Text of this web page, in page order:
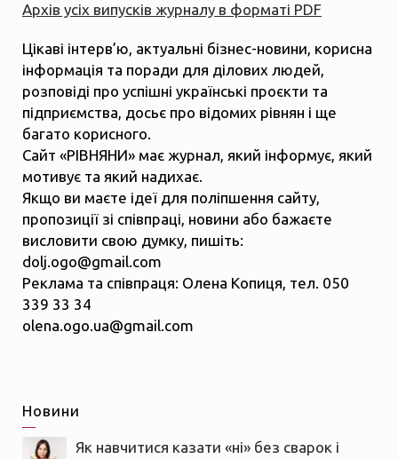
Архів усіх випусків журналу в форматі PDF
Цікаві інтерв’ю, актуальні бізнес-новини, корисна
інформація та поради для ділових людей,
розповіді про успішні українські проєкти та
підприємства, досьє про відомих рівнян і ще
багато корисного.
Сайт «РІВНЯНИ» має журнал, який інформує, який
мотивує та який надихає.
Якщо ви маєте ідеї для поліпшення сайту,
пропозиції зі співпраці, новини або бажаєте
висловити свою думку, пишіть:
dolj.ogo@gmail.com
Реклама та співпраця: Олена Копиця, тел. 050
339 33 34
olena.ogo.ua@gmail.com
Новини
Як навчитися казати «ні» без сварок і